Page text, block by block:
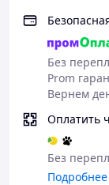
Без
Prom
Вернем
Оплатить
Без
Подробнее